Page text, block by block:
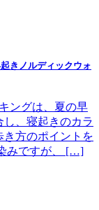
きノルディックウォ
ングは、夏の早
し、寝起きのカラ
き方のポイントを
みですが、 […]